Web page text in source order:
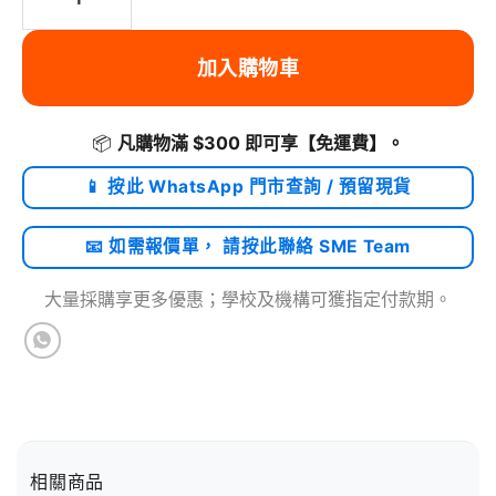
加入購物車
📦 凡購物滿 $300 即可享 【免運費】 。
📱 按此 WhatsApp 門市查詢 / 預留現貨
📧 如需報價單， 請按此聯絡 SME Team
大量採購享更多優惠；學校及機構可獲指定付款期。
相關商品